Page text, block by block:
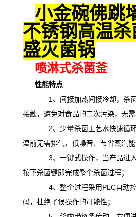
小金碗佛跳
不锈钢高温
盛灭菌锅
喷淋式杀菌釜
性能特点
1、间接加热间接冷却，杀菌
接触，避免对食品的二次污染，无需
2、少量杀菌工艺水快速循环
温前无需排气，低噪音、节省蒸汽能
3、一键式操作，当产品进入
按下杀菌键即完成整个杀菌过程；
4、整个过程采用PLC自动控
码，杜绝了误操作的可能性；